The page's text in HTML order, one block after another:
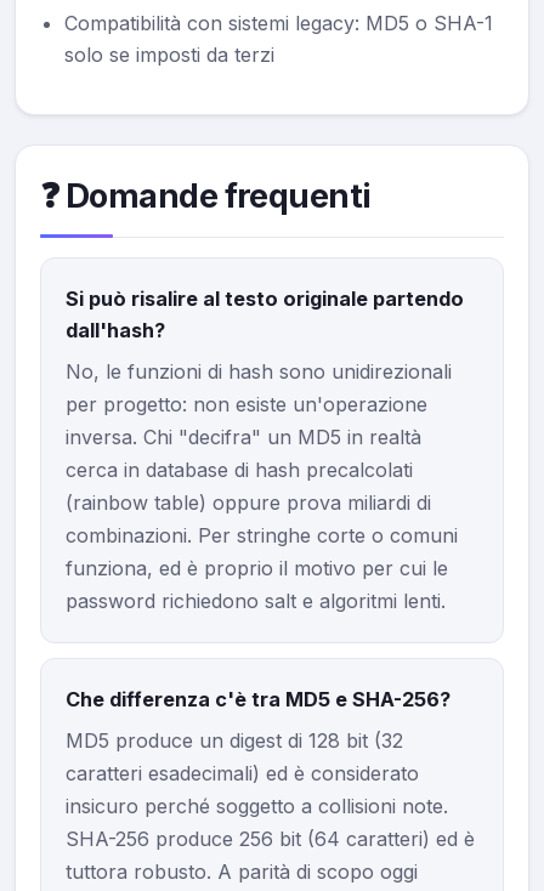
Compatibilità con sistemi legacy: MD5 o SHA-1
solo se imposti da terzi
❓ Domande frequenti
Si può risalire al testo originale partendo
dall'hash?
No, le funzioni di hash sono unidirezionali
per progetto: non esiste un'operazione
inversa. Chi "decifra" un MD5 in realtà
cerca in database di hash precalcolati
(rainbow table) oppure prova miliardi di
combinazioni. Per stringhe corte o comuni
funziona, ed è proprio il motivo per cui le
password richiedono salt e algoritmi lenti.
Che differenza c'è tra MD5 e SHA-256?
MD5 produce un digest di 128 bit (32
caratteri esadecimali) ed è considerato
insicuro perché soggetto a collisioni note.
SHA-256 produce 256 bit (64 caratteri) ed è
tuttora robusto. A parità di scopo oggi